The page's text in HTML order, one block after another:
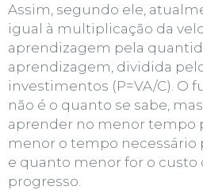
Assim, segundo ele,
igual à multiplicação da
aprendizagem pela
aprendizagem, dividida
investimentos (P=VA/C). O
não é o quanto se sabe , mas
aprender no menor tempo
menor o tempo necessário
e quanto menor for o custo
progresso.